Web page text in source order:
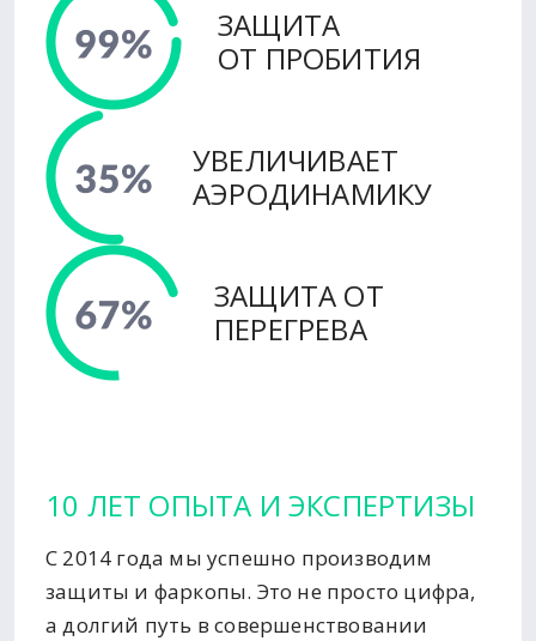
ЗАЩИТА
ОТ ПРОБИТИЯ
УВЕЛИЧИВАЕТ
АЭРОДИНАМИКУ
ЗАЩИТА ОТ
ПЕРЕГРЕВА
10 ЛЕТ ОПЫТА И ЭКСПЕРТИЗЫ
С 2014 года мы успешно производим
защиты и фаркопы. Это не просто цифра,
а долгий путь в совершенствовании